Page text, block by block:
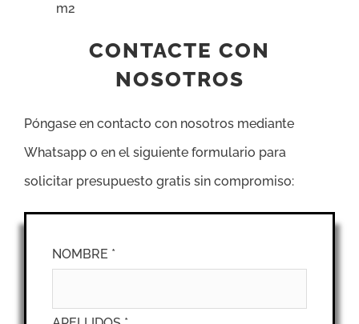
m2
CONTACTE CON
NOSOTROS
Póngase en contacto con nosotros mediante
Whatsapp o en el siguiente formulario para
solicitar presupuesto gratis sin compromiso:
NOMBRE *